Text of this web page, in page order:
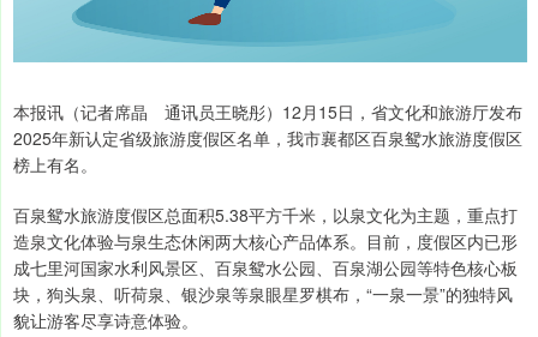
本报讯（记者席晶 通讯员王晓彤）12月15日，省文化和旅游厅发布
2025年新认定省级旅游度假区名单，我市襄都区百泉鸳水旅游度假区
榜上有名。
百泉鸳水旅游度假区总面积5.38平方千米，以泉文化为主题，重点打
造泉文化体验与泉生态休闲两大核心产品体系。目前，度假区内已形
成七里河国家水利风景区、百泉鸳水公园、百泉湖公园等特色核心板
块，狗头泉、听荷泉、银沙泉等泉眼星罗棋布，“一泉一景”的独特风
貌让游客尽享诗意体验。